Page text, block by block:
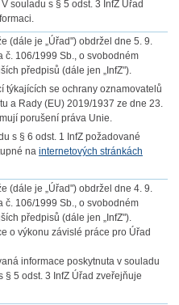
souladu s § 5 odst. 3 InfZ Úřad
(dále je „Úřad") obdržel dne 5. 9.
č. 106/1999 Sb., o svobodném
předpisů (dále jen „InfZ").
týkajících se ochrany oznamovatelů
a Rady (EU) 2019/1937 ze dne 23.
porušení práva Unie.
s § 6 odst. 1 InfZ požadované
na internetových stránkách
(dále je „Úřad") obdržel dne 4. 9.
č. 106/1999 Sb., o svobodném
předpisů (dále jen „InfZ").
o výkonu závislé práce pro Úřad
informace poskytnuta v souladu
§ 5 odst. 3 InfZ Úřad zveřejňuje